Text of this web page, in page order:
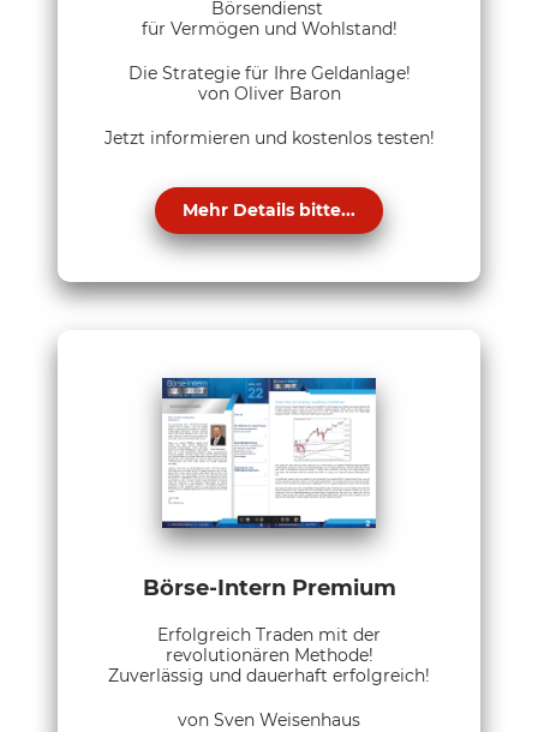
Börsendienst
für Vermögen und Wohlstand!
Die Strategie für Ihre Geldanlage!
von Oliver Baron
Jetzt informieren und kostenlos testen!
Mehr Details bitte...
Börse-Intern Premium
Erfolgreich Traden mit der
revolutionären Methode!
Zuverlässig und dauerhaft erfolgreich!
von Sven Weisenhaus